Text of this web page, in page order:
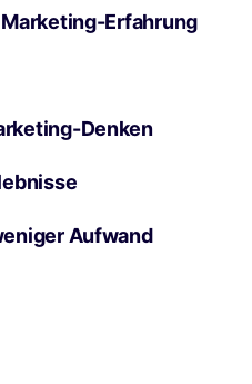
Erfahrung
Denken
Aufwand